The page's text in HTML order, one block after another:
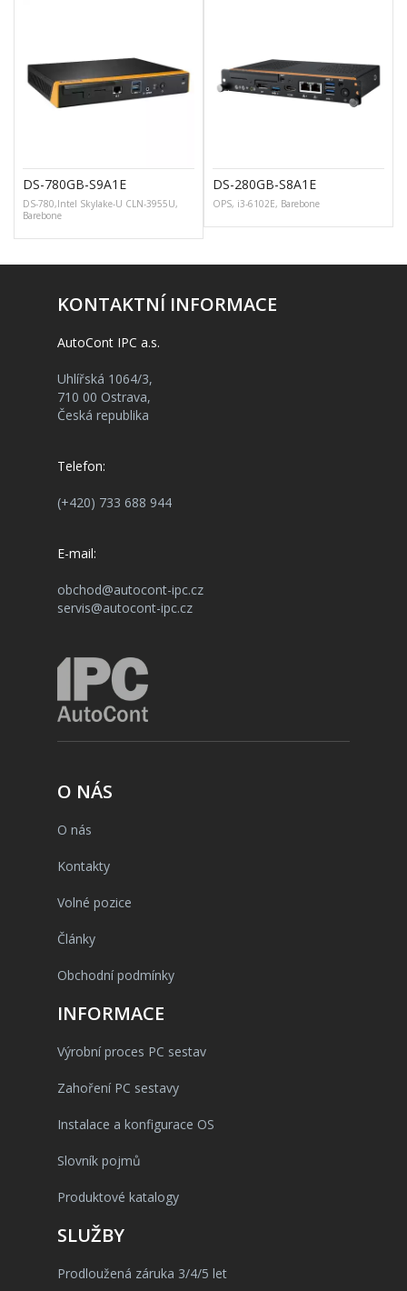
DS-780GB-S9A1E
DS-780,Intel Skylake-U CLN-3955U,
Barebone
DS-280GB-S8A1E
OPS, i3-6102E, Barebone
KONTAKTNÍ INFORMACE
AutoCont IPC a.s.
Uhlířská 1064/3,
710 00 Ostrava,
Česká republika
Telefon:
(+420) 733 688 944
E-mail:
obchod@autocont-ipc.cz
servis@autocont-ipc.cz
O NÁS
O nás
Kontakty
Volné pozice
Články
Obchodní podmínky
INFORMACE
Výrobní proces PC sestav
Zahoření PC sestavy
Instalace a konfigurace OS
Slovník pojmů
Produktové katalogy
SLUŽBY
Prodloužená záruka 3/4/5 let